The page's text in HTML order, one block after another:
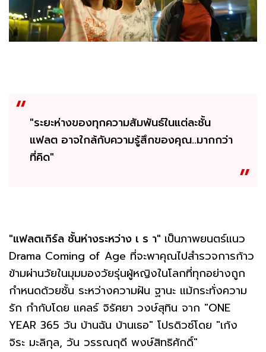
"ระยะห่างของทุกความสัมพันธ์ในแต่ละชั้น
แฟลต อาจใกล้กับความรู้สึกของคุณ..มากกว่า
ที่คิด"
"แฟลตเกิร์ล ชั้นห่างระหว่าง เ ร า" เป็นภาพยนตร์แนว
Drama Coming of Age ที่จะพาคุณไปสำรวจการก้าว
ข้ามผ่านวัยในมุมมองวัยรุ่นผู้หญิงในโลกที่ทุกอย่างถูก
กำหนดด้วยชั้น ระหว่างความฝัน ฐานะ แม้กระทั่งความ
รัก กำกับโดย แคลร์ จิรัศยา วงษ์สุทิน จาก "ONE
YEAR 365 วัน บ้านฉัน บ้านเธอ" โปรดิวซ์โดย "เก้ง
จิระ มะลิกุล, วัน วรรณฤดี พงษ์สิทธิศักดิ์"